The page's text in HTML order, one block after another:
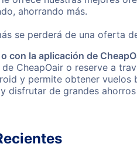
ahorrando más.
se perderá de una oferta
con la aplicación de
CheapOair o reserve a
y permite obtener
disfrutar de grandes